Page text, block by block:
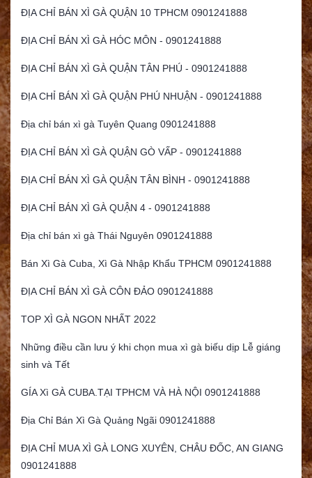
ĐỊA CHỈ BÁN XÌ GÀ QUẬN 10 TPHCM 0901241888
ĐỊA CHỈ BÁN XÌ GÀ HÓC MÔN - 0901241888
ĐỊA CHỈ BÁN XÌ GÀ QUẬN TÂN PHÚ - 0901241888
ĐỊA CHỈ BÁN XÌ GÀ QUẬN PHÚ NHUẬN - 0901241888
Địa chỉ bán xì gà Tuyên Quang 0901241888
ĐỊA CHỈ BÁN XÌ GÀ QUẬN GÒ VẤP - 0901241888
ĐỊA CHỈ BÁN XÌ GÀ QUẬN TÂN BÌNH - 0901241888
ĐỊA CHỈ BÁN XÌ GÀ QUẬN 4 - 0901241888
Địa chỉ bán xì gà Thái Nguyên 0901241888
Bán Xì Gà Cuba, Xì Gà Nhập Khẩu TPHCM 0901241888
ĐỊA CHỈ BÁN XÌ GÀ CÔN ĐẢO 0901241888
TOP XÌ GÀ NGON NHẤT 2022
Những điều cần lưu ý khi chọn mua xì gà biếu dịp Lễ giáng
sinh và Tết
GÍA Xì GÀ CUBA.TẠI TPHCM VÀ HÀ NỘI 0901241888
Địa Chỉ Bán Xì Gà Quảng Ngãi 0901241888
ĐỊA CHỈ MUA XÌ GÀ LONG XUYÊN, CHÂU ĐỐC, AN GIANG
0901241888